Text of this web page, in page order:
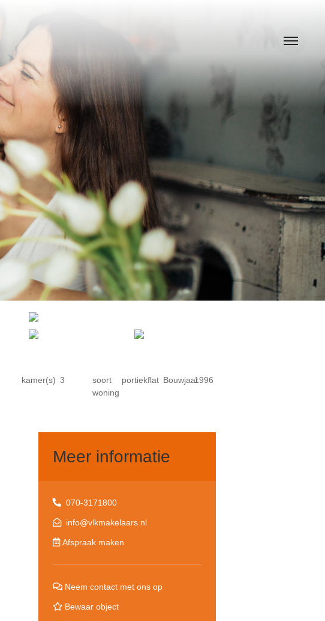
kamer(s) 3
soort
woning
portiekflat Bouwjaar1996
Meer informatie
070-3171800
info@vlkmakelaars.nl
Afspraak maken
Neem contact met ons op
Bewaar object